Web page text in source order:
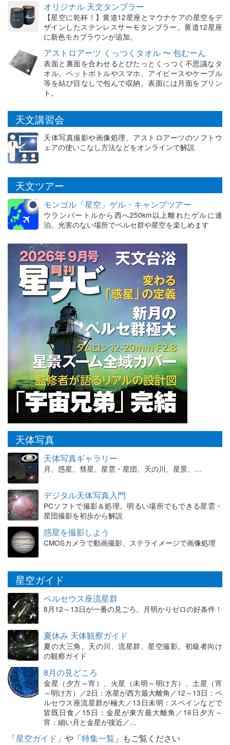
オリジナル 天文タンブラー
【星空に乾杯！】黄道12星座とマウナケアの星空をデ
ザインしたステンレスサーモタンブラー。黄道12星座
に新色モカブラウンが追加。
アストロアーツ くっつくタオル 〜 包むーん
表面と裏面を合わせるとぴたっとくっつく不思議なタ
オル。ペットボトルやスマホ、アイピースやケーブル
等を結び目なしで包んで収納。表面には月面をプリン
ト。
天文講習会
天体写真撮影や画像処理、アストロアーツのソフトウ
ェアの使いこなし方法などをオンラインで解説
天文ツアー
モンゴル「星空」ゲル・キャンプツアー
ウランバートルから西へ250km以上離れたゲルに連
泊。光害のない場所でペルセ群や星空を楽しめます
天体写真
天体写真ギャラリー
月、惑星、彗星、星雲・星団、天の川、星景、…
デジタル天体写真入門
PCソフトで撮影＆処理。明るい場所でもできる星雲・
星団撮影を初歩から解説
惑星を撮影しよう
CMOSカメラで動画撮影、ステライメージで画像処理
星空ガイド
ペルセウス座流星群
8月12～13日が一番の見ごろ。月明かりゼロの好条件！
夏休み 天体観察ガイド
夏の大三角、天の川、流星群、星空撮影。初級者向け
の観察ガイド
8月の見どころ
金星（夕方～宵）、火星（未明～明け方）、土星（宵
～明け方）／2日：水星が西方最大離角／12～13日：ペ
ルセウス座流星群が極大／13日未明：スペインなどで
皆既日食／15日：金星が東方最大離角／16日夕方～
宵：細い月と金星が接近／…
「星空ガイド 」や「特集一覧 」もご覧ください